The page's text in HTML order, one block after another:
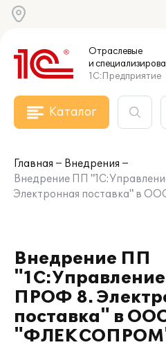
Отраслевые
и
1С:Предприятие
Каталог
Главная
Внедрения
Внедрение ПП
Электронная поставка" в
Внедрение ПП
"1С:Управление
ПРОФ 8.
поставка" в